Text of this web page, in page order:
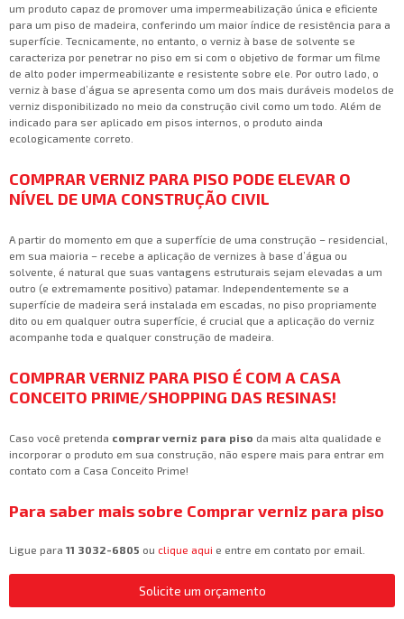
um produto capaz de promover uma impermeabilização única e eficiente
para um piso de madeira, conferindo um maior índice de resistência para a
superfície. Tecnicamente, no entanto, o verniz à base de solvente se
caracteriza por penetrar no piso em si com o objetivo de formar um filme
de alto poder impermeabilizante e resistente sobre ele. Por outro lado, o
verniz à base d’água se apresenta como um dos mais duráveis modelos de
verniz disponibilizado no meio da construção civil como um todo. Além de
indicado para ser aplicado em pisos internos, o produto ainda
ecologicamente correto.
COMPRAR VERNIZ PARA PISO PODE ELEVAR O
NÍVEL DE UMA CONSTRUÇÃO CIVIL
A partir do momento em que a superfície de uma construção – residencial,
em sua maioria – recebe a aplicação de vernizes à base d’água ou
solvente, é natural que suas vantagens estruturais sejam elevadas a um
outro (e extremamente positivo) patamar. Independentemente se a
superfície de madeira será instalada em escadas, no piso propriamente
dito ou em qualquer outra superfície, é crucial que a aplicação do verniz
acompanhe toda e qualquer construção de madeira.
COMPRAR VERNIZ PARA PISO É COM A CASA
CONCEITO PRIME/SHOPPING DAS RESINAS!
Caso você pretenda comprar verniz para piso da mais alta qualidade e
incorporar o produto em sua construção, não espere mais para entrar em
contato com a Casa Conceito Prime!
Para saber mais sobre Comprar verniz para piso
Ligue para 11 3032-6805 ou clique aqui e entre em contato por email.
Solicite um orçamento